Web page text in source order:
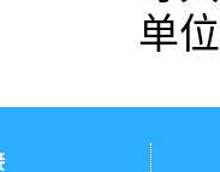
单